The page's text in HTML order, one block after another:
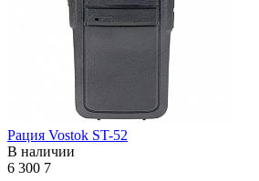
Рация Vostok ST-52
В наличии
6 300 7